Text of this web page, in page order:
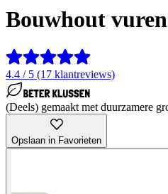
Bouwhout
4.4 / 5 (17 klantreviews)
(Deels) gemaakt met duurzamere
Opslaan in Favorieten